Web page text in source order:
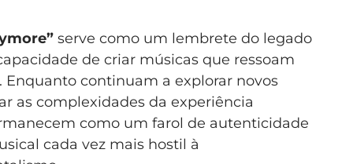
serve como um lembrete do legado
de criar músicas que ressoam
continuam a explorar novos
as complexidades da experiência
como um farol de autenticidade
cada vez mais hostil à